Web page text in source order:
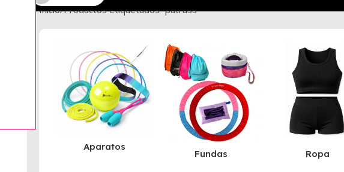
Inicio Productos etiquetados “patrass”
Aparatos
Fundas Ropa